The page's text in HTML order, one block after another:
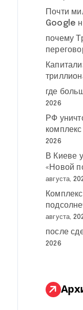
Почти
Google
почему
где
2026
РФ
2026
В Киеве
«Новой
августа,
августа,
после
2026